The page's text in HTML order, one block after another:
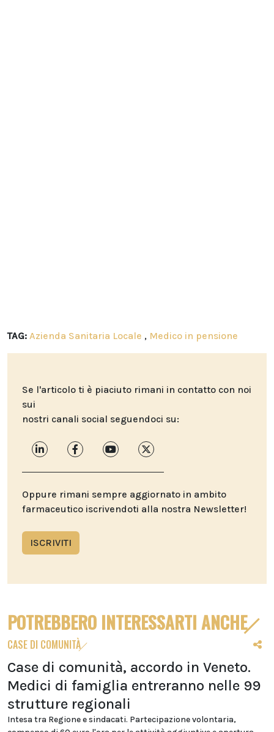
TAG: Azienda Sanitaria Locale , Medico in pensione
Se l'articolo ti è piaciuto rimani in contatto con noi
sui
nostri canali social seguendoci su:
Oppure rimani sempre aggiornato in ambito
farmaceutico iscrivendoti alla nostra Newsletter!
ISCRIVITI
POTREBBERO INTERESSARTI ANCHE
CASE DI COMUNITÀ
Case di comunità, accordo in Veneto.
Medici di famiglia entreranno nelle 99
strutture regionali
Intesa tra Regione e sindacati. Partecipazione volontaria,